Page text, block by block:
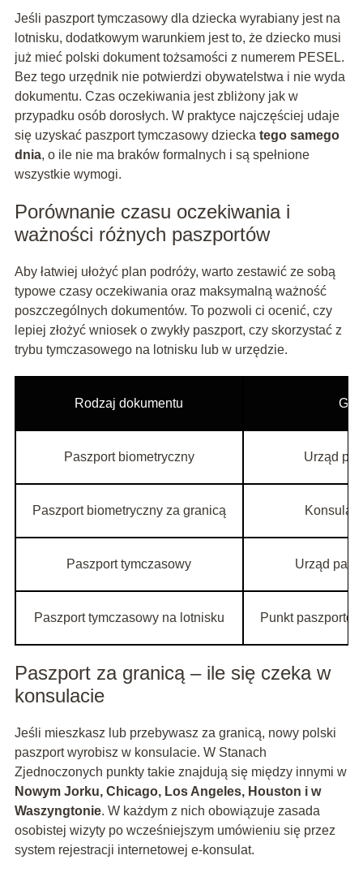
Jeśli paszport tymczasowy dla dziecka wyrabiany jest na
lotnisku, dodatkowym warunkiem jest to, że dziecko musi
już mieć polski dokument tożsamości z numerem PESEL.
Bez tego urzędnik nie potwierdzi obywatelstwa i nie wyda
dokumentu. Czas oczekiwania jest zbliżony jak w
przypadku osób dorosłych. W praktyce najczęściej udaje
się uzyskać paszport tymczasowy dziecka tego samego
dnia, o ile nie ma braków formalnych i są spełnione
wszystkie wymogi.
Porównanie czasu oczekiwania i
ważności różnych paszportów
Aby łatwiej ułożyć plan podróży, warto zestawić ze sobą
typowe czasy oczekiwania oraz maksymalną ważność
poszczególnych dokumentów. To pozwoli ci ocenić, czy
lepiej złożyć wniosek o zwykły paszport, czy skorzystać z
trybu tymczasowego na lotnisku lub w urzędzie.
Rodzaj dokumentu
Paszport biometryczny Urząd
Paszport biometryczny za granicą Konsulat
Paszport tymczasowy Urząd
Paszport tymczasowy na lotnisku Punkt
Paszport za granicą – ile się czeka w
konsulacie
Jeśli mieszkasz lub przebywasz za granicą, nowy polski
paszport wyrobisz w konsulacie. W Stanach
Zjednoczonych punkty takie znajdują się między innymi w
Nowym Jorku, Chicago, Los Angeles, Houston i w
Waszyngtonie. W każdym z nich obowiązuje zasada
osobistej wizyty po wcześniejszym umówieniu się przez
system rejestracji internetowej e‑konsulat.